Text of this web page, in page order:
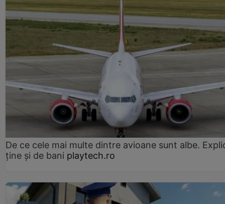
De ce cele mai multe dintre avioane sunt albe.
ține și de bani playtech.ro